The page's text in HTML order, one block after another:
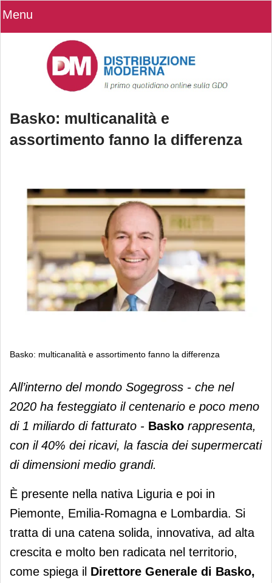
Menu
Basko: multicanalità e
assortimento fanno la differenza
Basko: multicanalità e assortimento fanno la differenza
Basko: multicanalità e assortimento
fanno la differenza
All’interno del mondo Sogegross - che nel
2020 ha festeggiato il centenario e poco meno
di 1 miliardo di fatturato - Basko rappresenta,
con il 40% dei ricavi, la fascia dei supermercati
di dimensioni medio grandi.
È presente nella nativa Liguria e poi in
Piemonte, Emilia-Romagna e Lombardia. Si
tratta di una catena solida, innovativa, ad alta
crescita e molto ben radicata nel territorio,
come spiega il Direttore Generale di Basko,